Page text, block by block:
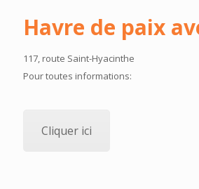
Havre de paix
117, route Saint-Hyacinthe
Pour toutes informations:
Cliquer ici